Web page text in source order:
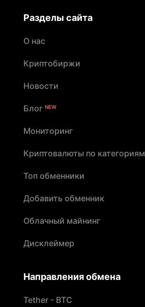
Разделы сайта
О нас
Криптобиржи
Новости
Блог NEW
Мониторинг
Криптовалюты по категориям
Топ обменники
Добавить обменник
Облачный майнинг
Дисклеймер
Направления обмена
Tether - BTC